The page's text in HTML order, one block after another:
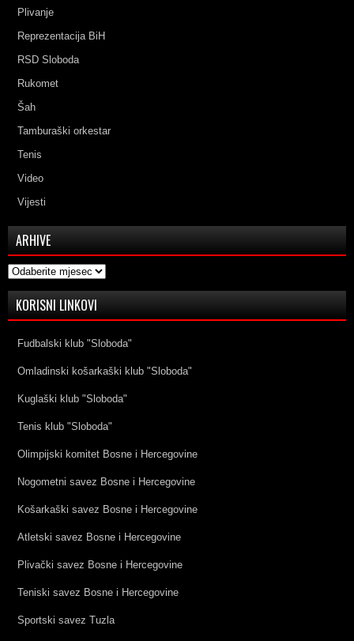
Plivanje
Reprezentacija BiH
RSD Sloboda
Rukomet
Šah
Tamburaški orkestar
Tenis
Video
Vijesti
ARHIVE
Arhive
KORISNI LINKOVI
Fudbalski klub "Sloboda"
Omladinski košarkaški klub "Sloboda"
Kuglaški klub "Sloboda"
Tenis klub "Sloboda"
Olimpijski komitet Bosne i Hercegovine
Nogometni savez Bosne i Hercegovine
Košarkaški savez Bosne i Hercegovine
Atletski savez Bosne i Hercegovine
Plivački savez Bosne i Hercegovine
Teniski savez Bosne i Hercegovine
Sportski savez Tuzla